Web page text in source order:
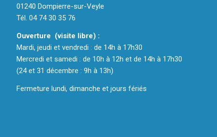
01240 Dompierre-sur-Veyle
Tél. 04 74 30 35 76
Ouverture (visite libre) :
Mardi, jeudi et vendredi : de 14h à 17h30
Mercredi et samedi : de 10h à 12h et de 14h à 17h30
(24 et 31 décembre : 9h à 13h)
Fermeture lundi, dimanche et jours fériés